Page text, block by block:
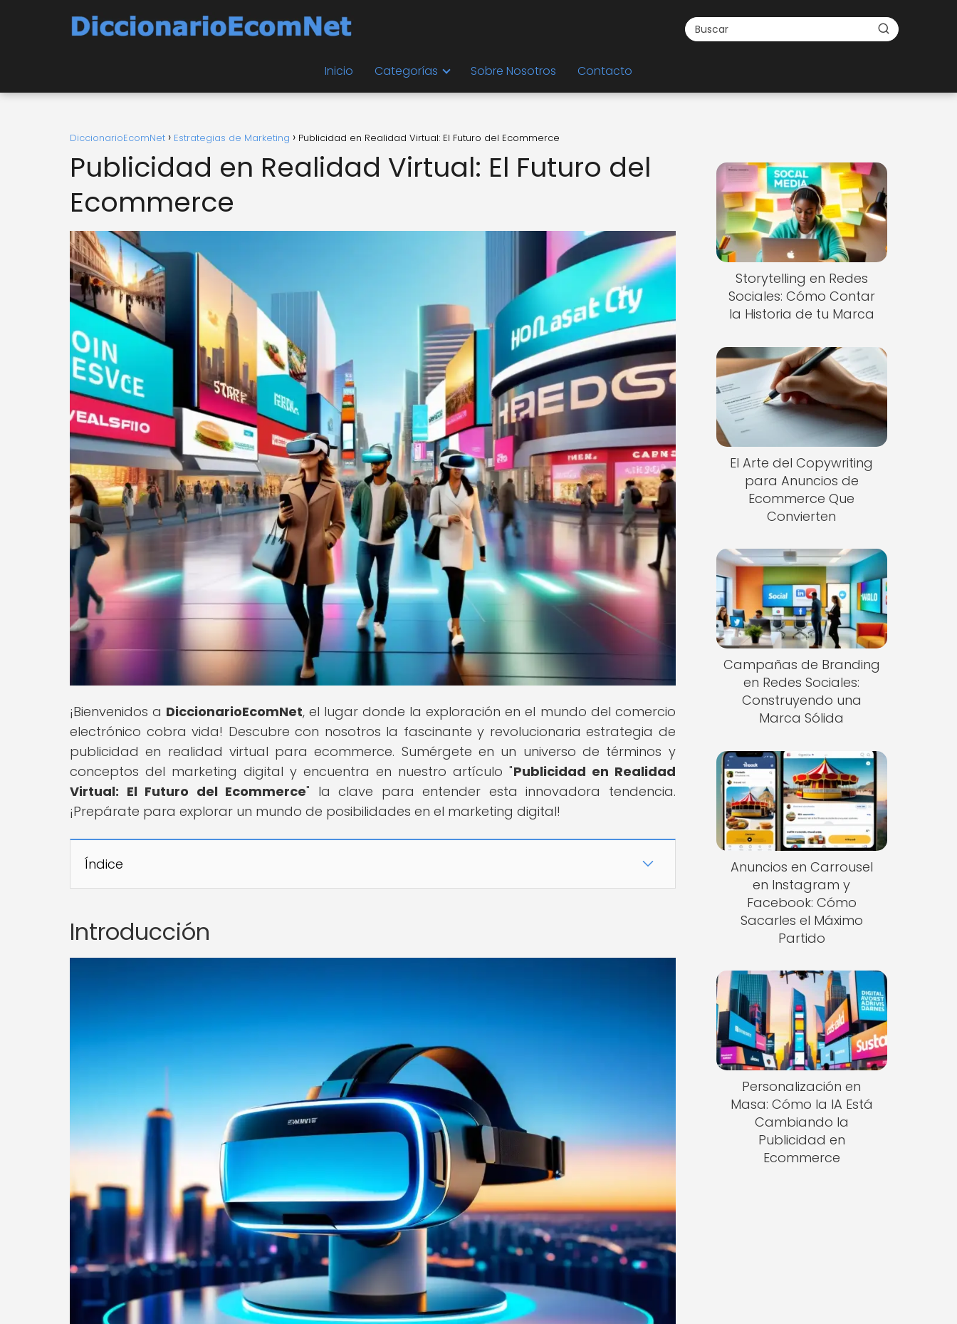
Inicio Categorías Sobre Nosotros Contacto
DiccionarioEcomNet Estrategias de Marketing Publicidad en Realidad Virtual: El Futuro del Ecommerce
Publicidad en Realidad Virtual: El Futuro del
Ecommerce
¡Bienvenidos a DiccionarioEcomNet, el lugar donde la exploración en el mundo del comercio
electrónico cobra vida! Descubre con nosotros la fascinante y revolucionaria estrategia de
publicidad en realidad virtual para ecommerce. Sumérgete en un universo de términos y
conceptos del marketing digital y encuentra en nuestro artículo "Publicidad en Realidad
Virtual: El Futuro del Ecommerce" la clave para entender esta innovadora tendencia.
¡Prepárate para explorar un mundo de posibilidades en el marketing digital!
Índice
Introducción
Storytelling en Redes
Sociales: Cómo Contar
la Historia de tu Marca
El Arte del Copywriting
para Anuncios de
Ecommerce Que
Convierten
Campañas de Branding
en Redes Sociales:
Construyendo una
Marca Sólida
Anuncios en Carrousel
en Instagram y
Facebook: Cómo
Sacarles el Máximo
Partido
Personalización en
Masa: Cómo la IA Está
Cambiando la
Publicidad en
Ecommerce